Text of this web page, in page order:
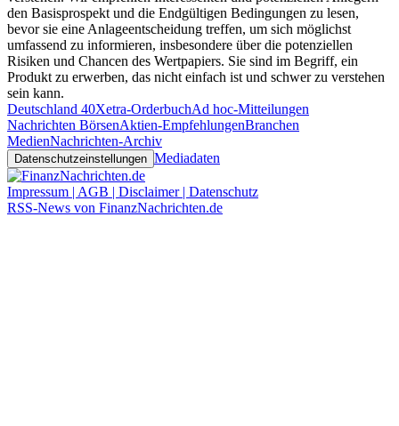
den Basisprospekt und die Endgültigen Bedingungen zu lesen,
bevor sie eine Anlageentscheidung treffen, um sich möglichst
umfassend zu informieren, insbesondere über die potenziellen
Risiken und Chancen des Wertpapiers. Sie sind im Begriff, ein
Produkt zu erwerben, das nicht einfach ist und schwer zu verstehen
sein kann.
Deutschland 40Xetra-OrderbuchAd hoc-Mitteilungen
Nachrichten BörsenAktien-EmpfehlungenBranchen
MedienNachrichten-Archiv
Datenschutzeinstellungen Mediadaten
Impressum | AGB | Disclaimer | Datenschutz
RSS-News von FinanzNachrichten.de